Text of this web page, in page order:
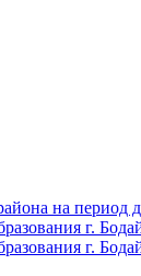
на период
г.
г.